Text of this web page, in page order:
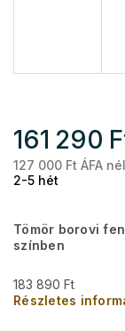
161 290
127 000 Ft ÁFA
2-5 hét
Tömör borovi
színben
183 890 Ft
Részletes